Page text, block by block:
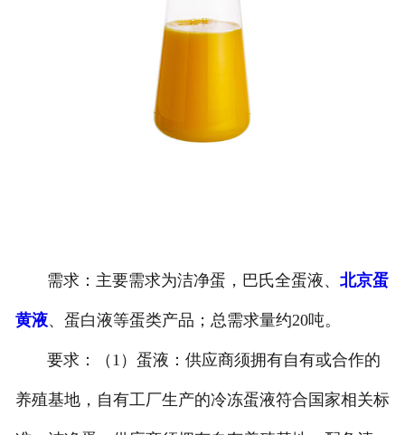
需求：主要需求为洁净蛋，巴氏全蛋液、 北京蛋
黄液、蛋白液等蛋类产品；总需求量约20吨。
要求：（1）蛋液：供应商须拥有自有或合作的
养殖基地，自有工厂生产的冷冻蛋液符合国家相关标